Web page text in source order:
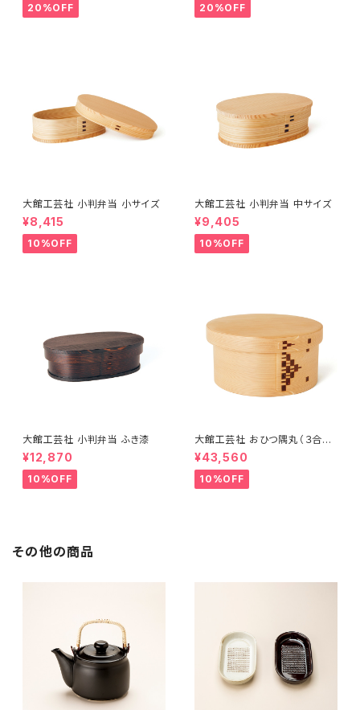
20%OFF 20%OFF
大館工芸社 小判弁当 小サイズ
¥8,415
10%OFF
大館工芸社 小判弁当 中サイズ
¥9,405
10%OFF
大館工芸社 小判弁当 ふき漆
¥12,870
10%OFF
大館工芸社 おひつ隅丸（３合
用）
¥43,560
10%OFF
その他の商品